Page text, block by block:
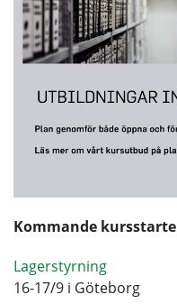
Kommande
Lagerstyrning
16-17/9 i Göteborg